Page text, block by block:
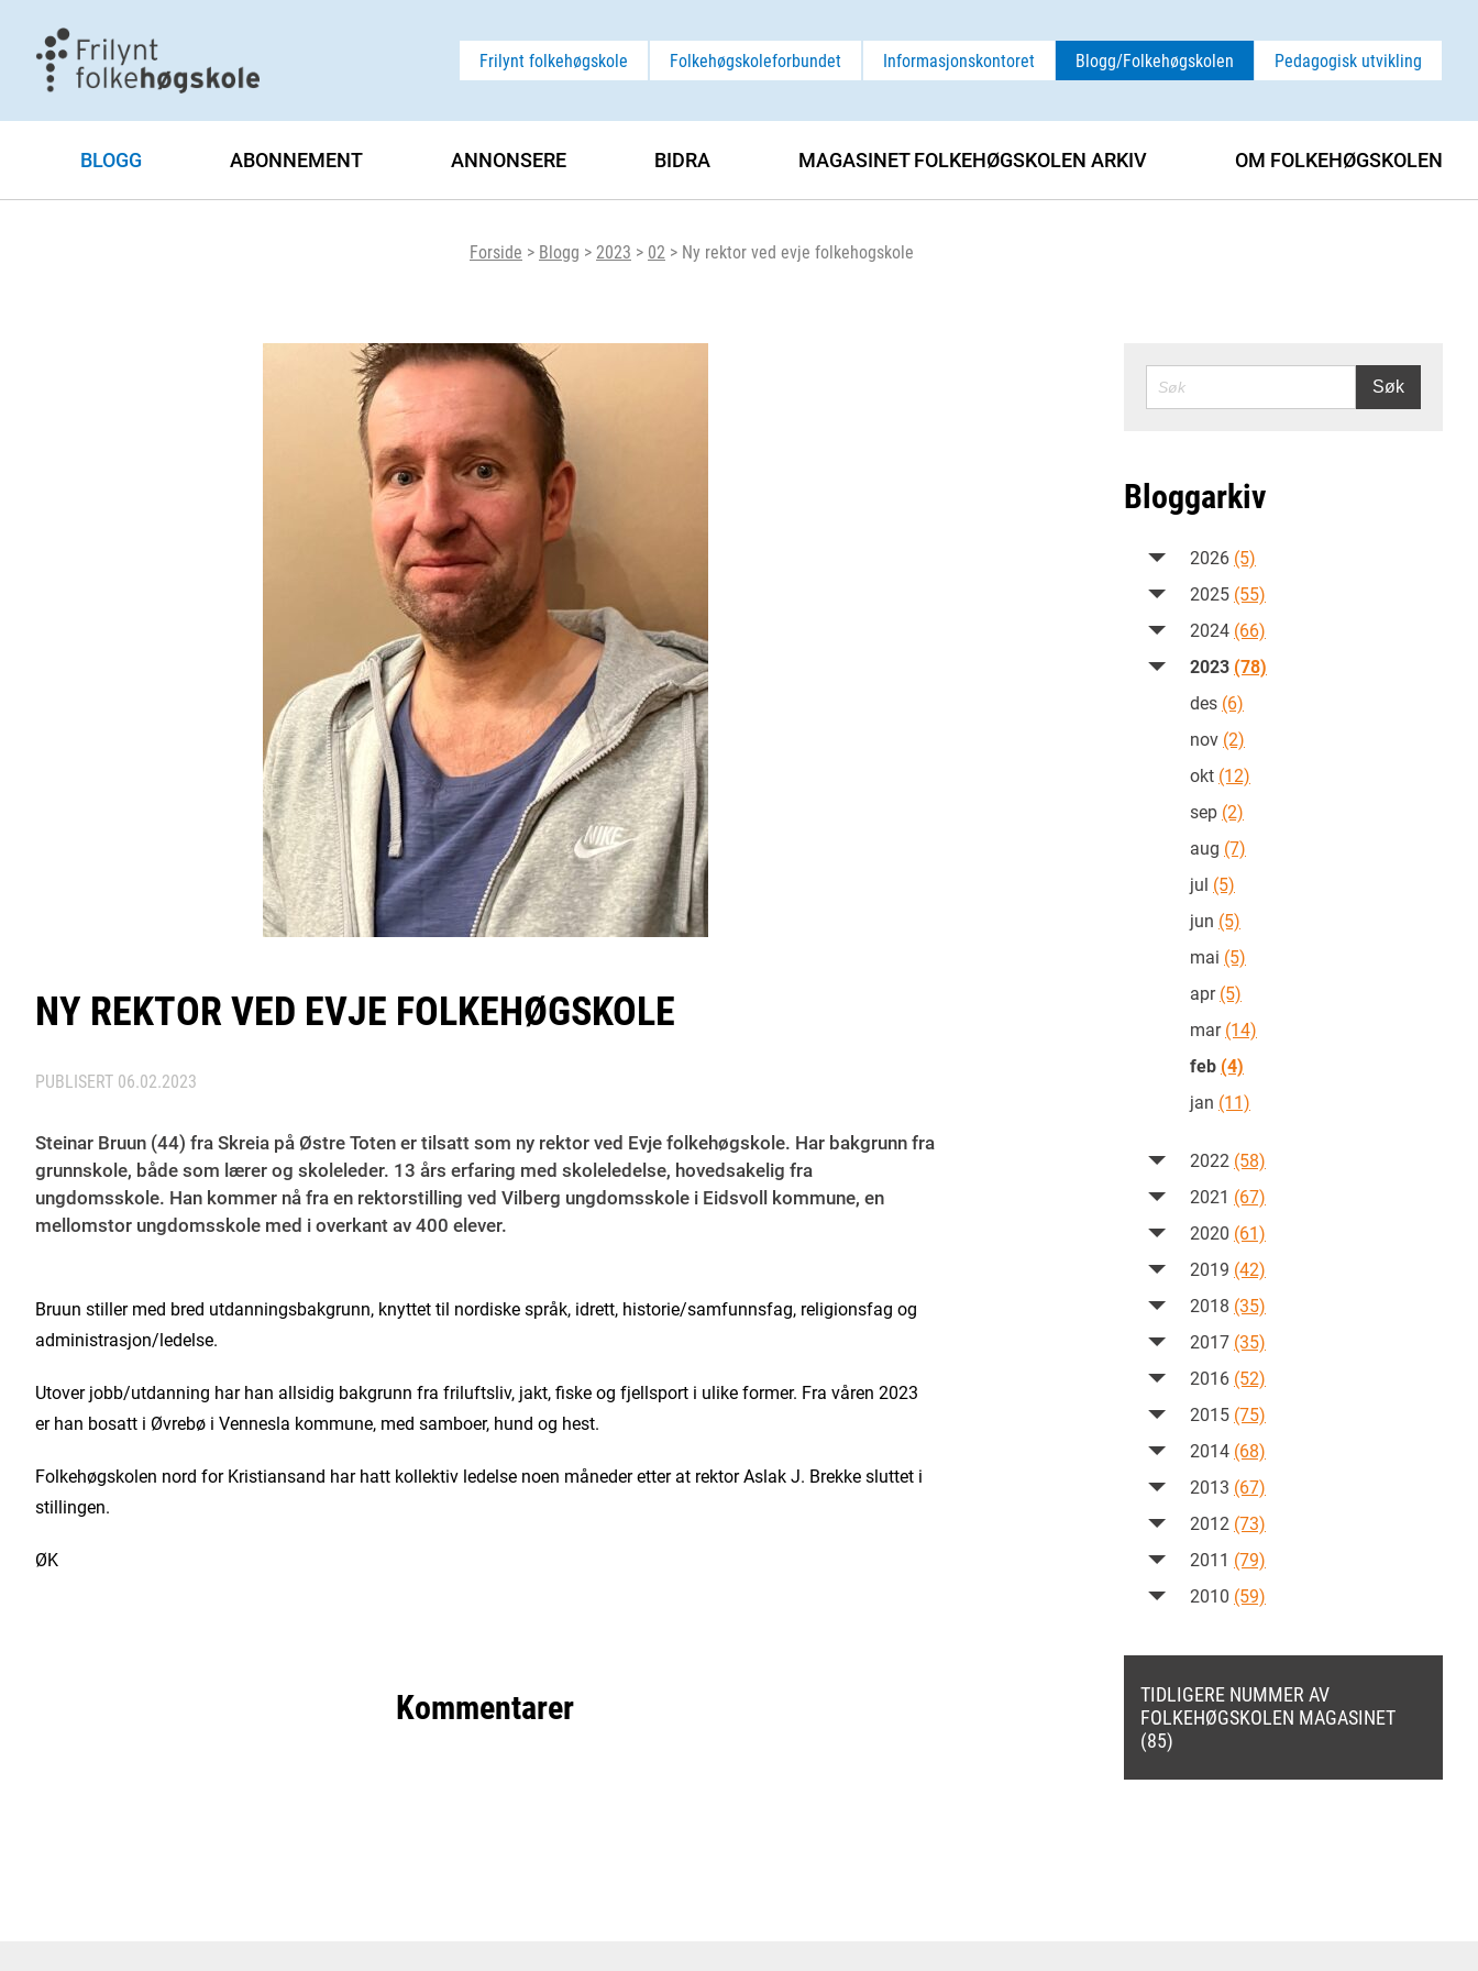
Frilynt folkehøgskole Folkehøgskoleforbundet Informasjonskontoret Blogg/Folkehøgskolen Pedagogisk utvikling
Forside > Blogg > 2023 > 02 > Ny rektor ved evje folkehogskole
BLOGG ABONNEMENT ANNONSERE BIDRA MAGASINET FOLKEHØGSKOLEN ARKIV OM FOLKEHØGSKOLEN
NY REKTOR VED EVJE FOLKEHØGSKOLE
PUBLISERT 06.02.2023
Steinar Bruun (44) fra Skreia på Østre Toten er tilsatt som ny rektor ved Evje folkehøgskole. Har bakgrunn fra
grunnskole, både som lærer og skoleleder. 13 års erfaring med skoleledelse, hovedsakelig fra
ungdomsskole. Han kommer nå fra en rektorstilling ved Vilberg ungdomsskole i Eidsvoll kommune, en
mellomstor ungdomsskole med i overkant av 400 elever.
Bruun stiller med bred utdanningsbakgrunn, knyttet til nordiske språk, idrett, historie/samfunnsfag, religionsfag og
administrasjon/ledelse.
Utover jobb/utdanning har han allsidig bakgrunn fra friluftsliv, jakt, fiske og fjellsport i ulike former. Fra våren 2023
er han bosatt i Øvrebø i Vennesla kommune, med samboer, hund og hest.
Folkehøgskolen nord for Kristiansand har hatt kollektiv ledelse noen måneder etter at rektor Aslak J. Brekke sluttet i
stillingen.
ØK
Kommentarer
SØK Søk
Bloggarkiv
2026 (5)
2025 (55)
2024 (66)
2023 (78)
des (6)
nov (2)
okt (12)
sep (2)
aug (7)
jul (5)
jun (5)
mai (5)
apr(5)
mar(14)
feb (4)
jan (11)
2022 (58)
2021 (67)
2020 (61)
2019 (42)
2018 (35)
2017 (35)
2016 (52)
2015 (75)
2014 (68)
2013 (67)
2012 (73)
2011 (79)
2010 (59)
TIDLIGERE NUMMER AV
FOLKEHØGSKOLEN MAGASINET
(85)